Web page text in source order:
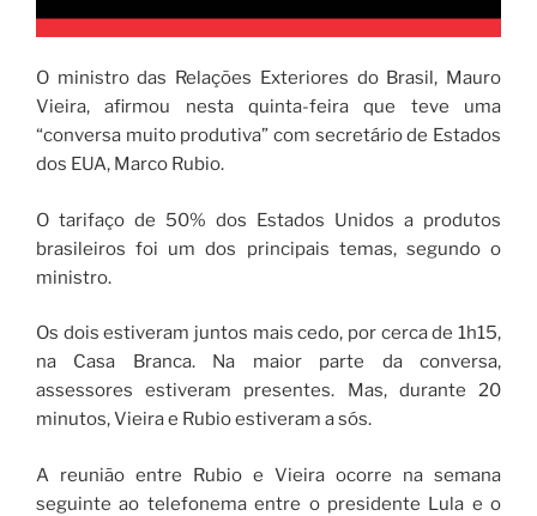
O ministro das Relações Exteriores do Brasil, Mauro
Vieira, afirmou nesta quinta-feira que teve uma
“conversa muito produtiva” com secretário de Estados
dos EUA, Marco Rubio.
O tarifaço de 50% dos Estados Unidos a produtos
brasileiros foi um dos principais temas, segundo o
ministro.
Os dois estiveram juntos mais cedo, por cerca de 1h15,
na Casa Branca. Na maior parte da conversa,
assessores estiveram presentes. Mas, durante 20
minutos, Vieira e Rubio estiveram a sós.
A reunião entre Rubio e Vieira ocorre na semana
seguinte ao telefonema entre o presidente Lula e o